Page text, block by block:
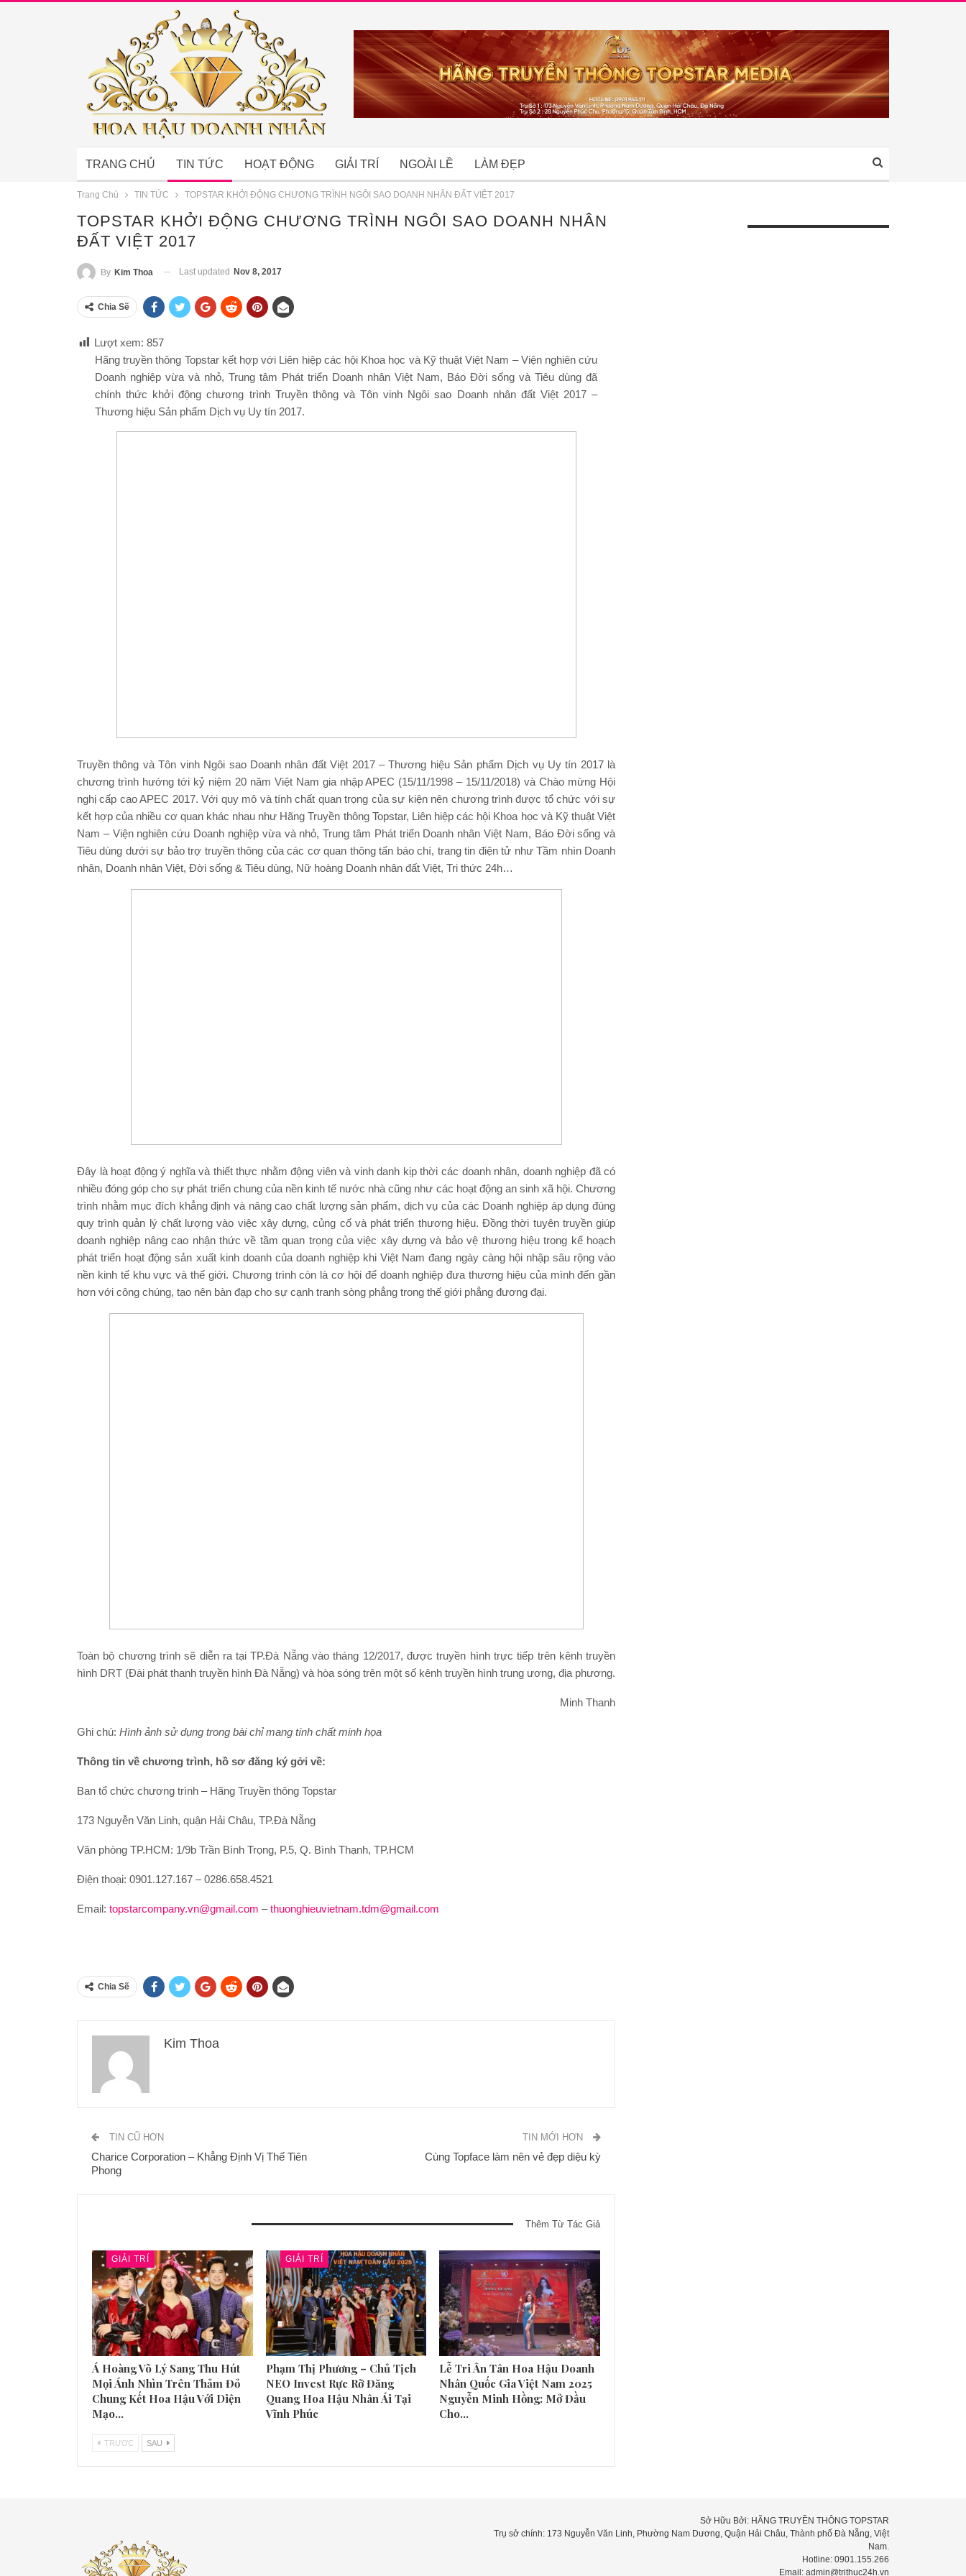
TRANG CHỦ TIN TỨC HOẠT ĐỘNG GIẢI TRÍ NGOÀI LỀ LÀM ĐẸP
Trang Chủ TIN TỨC TOPSTAR KHỞI ĐỘNG CHƯƠNG TRÌNH NGÔI SAO DOANH NHÂN ĐẤT VIỆT 2017
TOPSTAR KHỞI ĐỘNG CHƯƠNG TRÌNH NGÔI SAO DOANH NHÂN
ĐẤT VIỆT 2017
By Kim Thoa Last updated Nov 8, 2017
Chia Sẽ
Lượt xem: 857
Hãng truyền thông Topstar kết hợp với Liên hiệp các hội Khoa học và Kỹ thuật Việt Nam – Viện nghiên cứu
Doanh nghiệp vừa và nhỏ, Trung tâm Phát triển Doanh nhân Việt Nam, Báo Đời sống và Tiêu dùng đã
chính thức khởi động chương trình Truyền thông và Tôn vinh Ngôi sao Doanh nhân đất Việt 2017 –
Thương hiệu Sản phẩm Dịch vụ Uy tín 2017.
Truyền thông và Tôn vinh Ngôi sao Doanh nhân đất Việt 2017 – Thương hiệu Sản phẩm Dịch vụ Uy tín 2017 là
chương trình hướng tới kỷ niệm 20 năm Việt Nam gia nhập APEC (15/11/1998 – 15/11/2018) và Chào mừng Hội
nghị cấp cao APEC 2017. Với quy mô và tính chất quan trọng của sự kiện nên chương trình được tổ chức với sự
kết hợp của nhiều cơ quan khác nhau như Hãng Truyền thông Topstar, Liên hiệp các hội Khoa học và Kỹ thuật Việt
Nam – Viện nghiên cứu Doanh nghiệp vừa và nhỏ, Trung tâm Phát triển Doanh nhân Việt Nam, Báo Đời sống và
Tiêu dùng dưới sự bảo trợ truyền thông của các cơ quan thông tấn báo chí, trang tin điện tử như Tầm nhìn Doanh
nhân, Doanh nhân Việt, Đời sống & Tiêu dùng, Nữ hoàng Doanh nhân đất Việt, Tri thức 24h…
Đây là hoạt động ý nghĩa và thiết thực nhằm động viên và vinh danh kịp thời các doanh nhân, doanh nghiệp đã có
nhiều đóng góp cho sự phát triển chung của nền kinh tế nước nhà cũng như các hoạt động an sinh xã hội. Chương
trình nhằm mục đích khẳng định và nâng cao chất lượng sản phẩm, dịch vụ của các Doanh nghiệp áp dụng đúng
quy trình quản lý chất lượng vào việc xây dựng, củng cố và phát triển thương hiệu. Đồng thời tuyên truyền giúp
doanh nghiệp nâng cao nhận thức về tầm quan trọng của việc xây dựng và bảo vệ thương hiệu trong kế hoạch
phát triển hoạt động sản xuất kinh doanh của doanh nghiệp khi Việt Nam đang ngày càng hội nhập sâu rộng vào
nền kinh tế khu vực và thế giới. Chương trình còn là cơ hội để doanh nghiệp đưa thương hiệu của mình đến gần
hơn với công chúng, tạo nên bàn đạp cho sự cạnh tranh sòng phẳng trong thế giới phẳng đương đại.
Toàn bộ chương trình sẽ diễn ra tại TP.Đà Nẵng vào tháng 12/2017, được truyền hình trực tiếp trên kênh truyền
hình DRT (Đài phát thanh truyền hình Đà Nẵng) và hòa sóng trên một số kênh truyền hình trung ương, địa phương.
Minh Thanh
Ghi chú: Hình ảnh sử dụng trong bài chỉ mang tính chất minh họa
Thông tin về chương trình, hồ sơ đăng ký gởi về:
Ban tổ chức chương trình – Hãng Truyền thông Topstar
173 Nguyễn Văn Linh, quận Hải Châu, TP.Đà Nẵng
Văn phòng TP.HCM: 1/9b Trần Bình Trọng, P.5, Q. Bình Thạnh, TP.HCM
Điện thoại: 0901.127.167 – 0286.658.4521
Email: topstarcompany.vn@gmail.com –thuonghieuvietnam.tdm@gmail.com
Chia Sẽ
Kim Thoa
TIN CŨ HƠN
Charice Corporation – Khẳng Định Vị Thế Tiên
Phong
TIN MỚI HƠN
Cùng Topface làm nên vẻ đẹp diệu kỳ
Thêm Từ Tác Giả
GIẢI TRÍ
Á Hoàng Võ Lý Sang Thu Hút
Mọi Ánh Nhìn Trên Thảm Đỏ
Chung Kết Hoa Hậu Với Diện
Mạo…
GIẢI TRÍ
Phạm Thị Phương – Chủ Tịch
NEO Invest Rực Rỡ Đăng
Quang Hoa Hậu Nhân Ái Tại
Vĩnh Phúc
Lễ Tri Ân Tân Hoa Hậu Doanh
Nhân Quốc Gia Việt Nam 2025
Nguyễn Minh Hồng: Mở Đầu
Cho…
TRƯƠC SAU
Sở Hữu Bởi: HÃNG TRUYỀN THÔNG TOPSTAR
Trụ sở chính: 173 Nguyễn Văn Linh, Phường Nam Dương, Quận Hải Châu, Thành phố Đà Nẵng, Việt
Nam.
Hotline: 0901.155.266
Email: admin@trithuc24h.vn